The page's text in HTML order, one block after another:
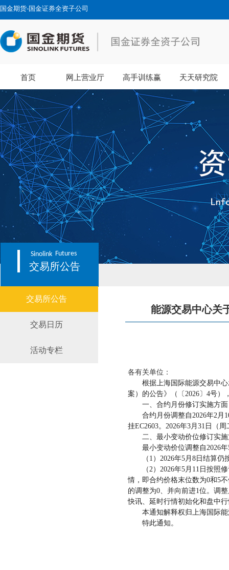
国金期货-国金证券全资子公司
首页 网上营业厅 高手训练赢 天天研究院
Sinolink Futures
交易所公告
交易所公告
交易日历
活动专栏
能源交易中心关
各有关单位：
根据上海国际能源交易中
案）的公告》（〔2026〕4号
一、合约月份修订实施方面
合约月份调整自2026年2月
挂EC2603。2026年3月31日（
二、最小变动价位修订实
最小变动价位调整自2026
（ 1）2026年5月8日结算
（2）2026年5月11日按照
情，即合约价格末位数为0和5
的调整为0、并向前进1位。调
快讯、延时行情初始化和盘中
本通知解释权归上海国际
特此通知。